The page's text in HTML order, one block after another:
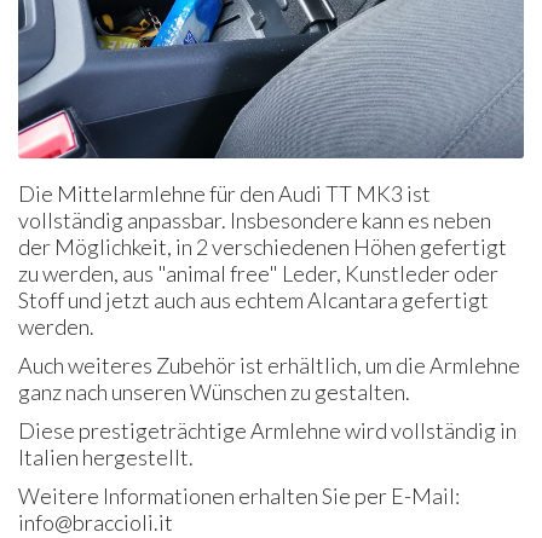
Die Mittelarmlehne für den Audi TT MK3 ist
vollständig anpassbar. Insbesondere kann es neben
der Möglichkeit, in 2 verschiedenen Höhen gefertigt
zu werden, aus "animal free" Leder, Kunstleder oder
Stoff und jetzt auch aus echtem Alcantara gefertigt
werden.
Auch weiteres Zubehör ist erhältlich, um die Armlehne
ganz nach unseren Wünschen zu gestalten.
Diese prestigeträchtige Armlehne wird vollständig in
Italien hergestellt.
Weitere Informationen erhalten Sie per E-Mail:
info@braccioli.it